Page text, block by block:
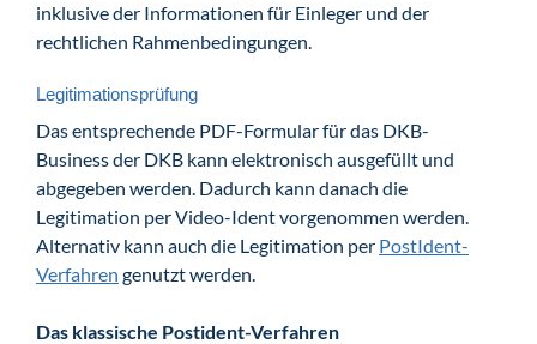
inklusive der Informationen für Einleger und der
rechtlichen Rahmenbedingungen.
Legitimationsprüfung
Das entsprechende PDF-Formular für das DKB-
Business der DKB kann elektronisch ausgefüllt und
abgegeben werden. Dadurch kann danach die
Legitimation per Video-Ident vorgenommen werden.
Alternativ kann auch die Legitimation per PostIdent-
Verfahren genutzt werden.
Das klassische Postident-Verfahren